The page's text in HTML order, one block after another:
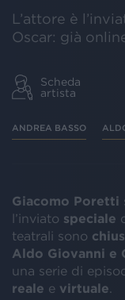
L’attore è
Oscar: già
Scheda
artista
ANDREA BASSO
Giacomo Poretti
l’inviato speciale
teatrali sono
Aldo Giovanni e
una serie di
reale e virtuale